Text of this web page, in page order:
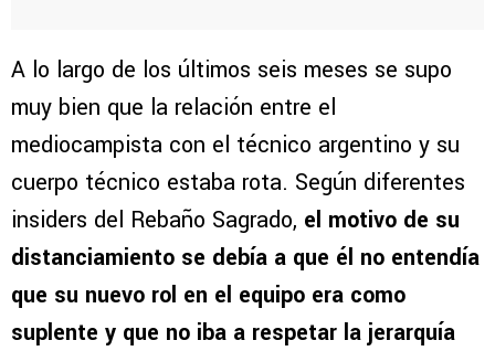
A lo largo de los últimos seis meses se supo
muy bien que la relación entre el
mediocampista con el técnico argentino y su
cuerpo técnico estaba rota. Según diferentes
insiders del Rebaño Sagrado, el motivo de su
distanciamiento se debía a que él no entendía
que su nuevo rol en el equipo era como
suplente y que no iba a respetar la jerarquía